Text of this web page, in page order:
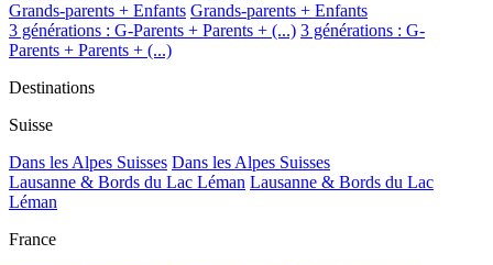
Grands-parents + Enfants Grands-parents + Enfants
3 générations : G-Parents + Parents + (...) 3 générations : G-
Parents + Parents + (...)
Destinations
Suisse
Dans les Alpes Suisses Dans les Alpes Suisses
Lausanne & Bords du Lac Léman Lausanne & Bords du Lac
Léman
France